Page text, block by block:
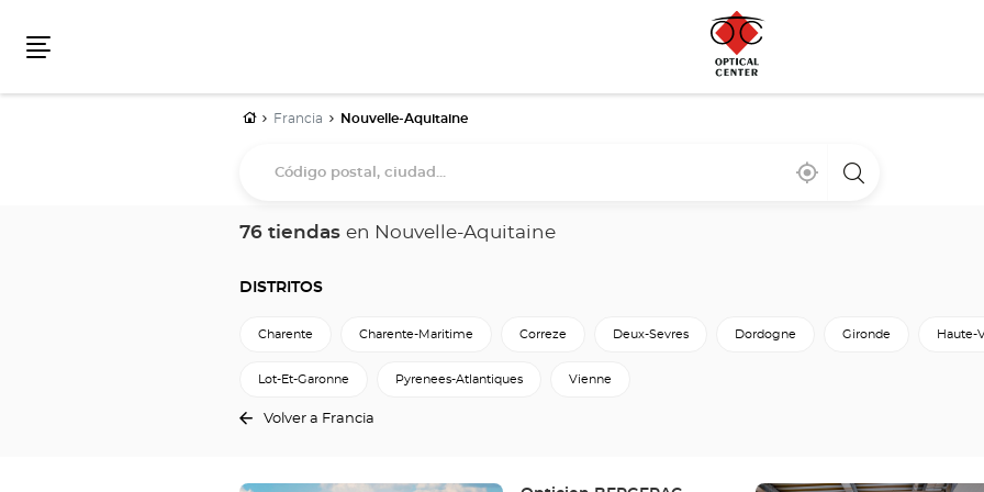
InicioFrancia Nouvelle-Aquitaine
postal,
Cerca
,
una
76 tiendas en Nouvelle-Aquitaine
DISTRITOS
Charente Charente-Maritime Correze Deux-Sevres Dordogne Gironde Haute-
Lot-Et-Garonne Pyrenees-Atlantiques Vienne
Volver a Francia
Pulse
Pulse